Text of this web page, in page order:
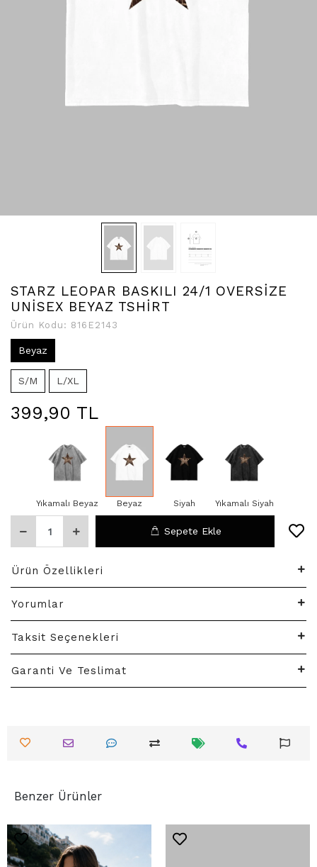
STARZ LEOPAR BASKILI 24/1 OVERSİZE
UNİSEX BEYAZ TSHİRT
Ürün Kodu: 816E2143
Beyaz
S/M L/XL
399,90 TL
Yıkamalı Beyaz Beyaz Siyah Yıkamalı Siyah
Sepete Ekle
Ürün Özellikleri
Yorumlar
Taksit Seçenekleri
Garanti Ve Teslimat
Benzer Ürünler